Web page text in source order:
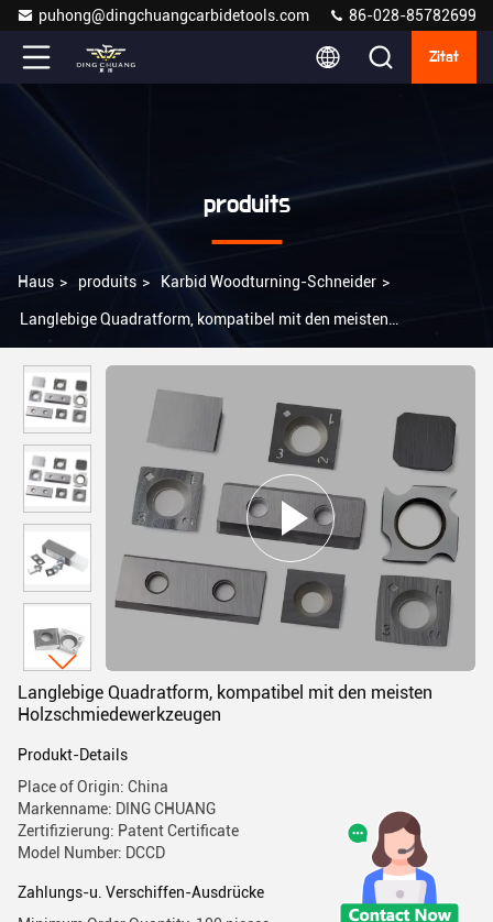
puhong@dingchuangcarbidetools.com 86-028-85782699
Zitat
produits
Haus > produits > Karbid Woodturning-Schneider >
Langlebige Quadratform, kompatibel mit den meisten
Langlebige Quadratform, kompatibel mit den meisten
Holzschmiedewerkzeugen
Produkt-Details
Place of Origin: China
Markenname: DING CHUANG
Zertifizierung: Patent Certificate
Model Number: DCCD
Zahlungs-u. Verschiffen-Ausdrücke